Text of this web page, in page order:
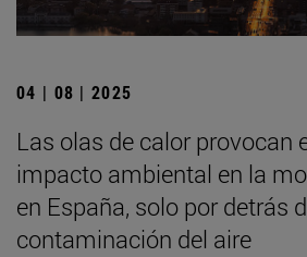
04 | 08 | 2025
Las olas de calor provocan
impacto ambiental en la
en España, solo por detrás
contaminación del aire